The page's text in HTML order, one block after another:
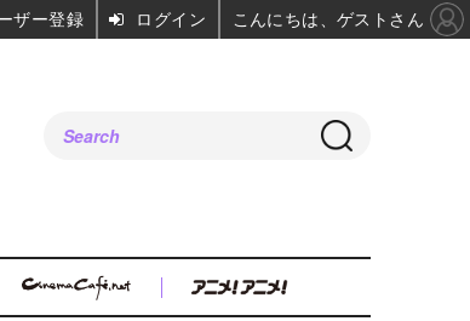
ザー登録 ログイン こんにちは、ゲストさん